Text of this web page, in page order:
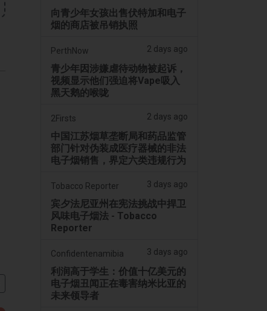
向青少年女孩出售伏特加和电子
烟的商店被吊销执照
PerthNow 2 days ago
青少年因涉嫌虐待动物被起诉，
视频显示他们强迫将Vape吸入
黑天鹅的喉咙
2Firsts 2 days ago
中国江苏烟草垄断局和药品监管
部门针对伪装成医疗器械的非法
电子烟销售，界定六类违规行为
Tobacco Reporter 3 days ago
宾夕法尼亚州在宪法挑战中捍卫
风味电子烟法 - Tobacco
Reporter
Confidentenamibia 3 days ago
利润高于学生：价值十亿美元的
电子烟丑闻正在毒害纳米比亚的
未来领导者